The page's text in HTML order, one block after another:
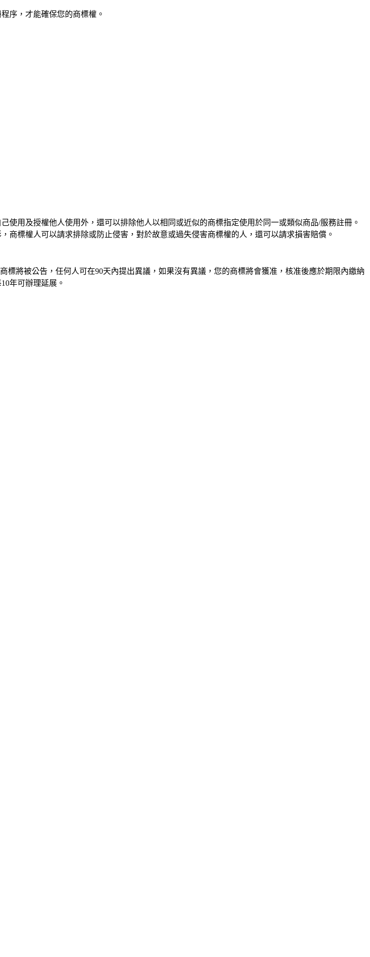
序，才能確保您的商標權。
用及授權他人使用外，還可以排除他人以相同或近似的商標指定使用於同一或類似商品/服務註冊。
標權人可以請求排除或防止侵害，對於故意或過失侵害商標權的人，還可以請求損害賠償。
將被公告，任何人可在90天內提出異議，如果沒有異議，您的商標將會獲准，核准後應於期限內繳納
年可辦理延展。